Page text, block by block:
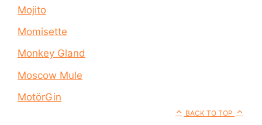
Mojito
Momisette
Monkey Gland
Moscow Mule
MotörGin
BACK TO TOP